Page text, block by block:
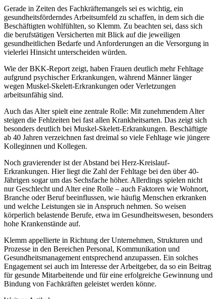
Gerade in Zeiten des Fachkräftemangels sei es wichtig, ein
gesundheitsförderndes Arbeitsumfeld zu schaffen, in dem sich die
Beschäftigten wohlfühlten, so Klemm. Zu beachten sei, dass sich
die berufstätigen Versicherten mit Blick auf die jeweiligen
gesundheitlichen Bedarfe und Anforderungen an die Versorgung in
vielerlei Hinsicht unterscheiden würden.
Wie der BKK-Report zeigt, haben Frauen deutlich mehr Fehltage
aufgrund psychischer Erkrankungen, während Männer länger
wegen Muskel-Skelett-Erkrankungen oder Verletzungen
arbeitsunfähig sind.
Auch das Alter spielt eine zentrale Rolle: Mit zunehmendem Alter
steigen die Fehlzeiten bei fast allen Krankheitsarten. Das zeigt sich
besonders deutlich bei Muskel-Skelett-Erkrankungen. Beschäftigte
ab 40 Jahren verzeichnen fast dreimal so viele Fehltage wie jüngere
Kolleginnen und Kollegen.
Noch gravierender ist der Abstand bei Herz-Kreislauf-
Erkrankungen. Hier liegt die Zahl der Fehltage bei den über 40-
Jährigen sogar um das Sechsfache höher. Allerdings spielen nicht
nur Geschlecht und Alter eine Rolle – auch Faktoren wie Wohnort,
Branche oder Beruf beeinflussen, wie häufig Menschen erkranken
und welche Leistungen sie in Anspruch nehmen. So weisen
körperlich belastende Berufe, etwa im Gesundheitswesen, besonders
hohe Krankenstände auf.
Klemm appellierte in Richtung der Unternehmen, Strukturen und
Prozesse in den Bereichen Personal, Kommunikation und
Gesundheitsmanagement entsprechend anzupassen. Ein solches
Engagement sei auch im Interesse der Arbeitgeber, da so ein Beitrag
für gesunde Mitarbeitende und für eine erfolgreiche Gewinnung und
Bindung von Fachkräften geleistet werden könne.